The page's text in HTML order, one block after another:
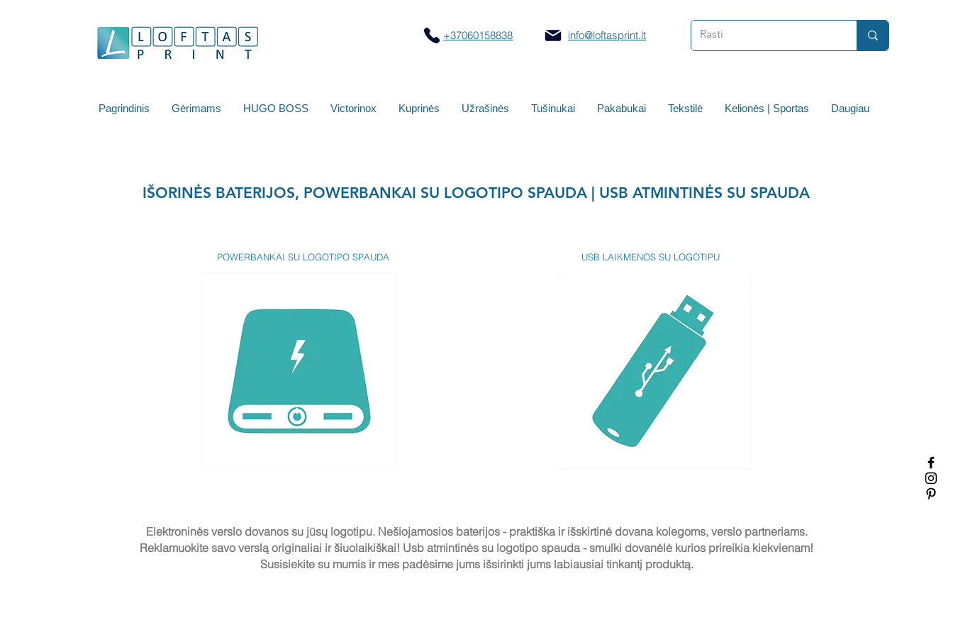
+37060158838 info@loftasprint.lt
Pagrindinis Gėrimams HUGO BOSS Victorinox Kuprinės Užrašinės Tušinukai Pakabukai Tekstilė Kelionės | Sportas Daugiau
IŠORINĖS BATERIJOS, POWERBANKAI SU LOGOTIPO SPAUDA | USB ATMINTINĖS SU SPAUDA
POWERBANKAI SU LOGOTIPO SPAUDA USB LAIKMENOS SU LOGOTIPU
Elektroninės verslo dovanos su jūsų logotipu. Nešiojamosios baterijos - praktiška ir išskirtinė dovana kolegoms, verslo partneriams.
Reklamuokite savo verslą originaliai ir šiuolaikiškai! Usb atmintinės su logotipo spauda - smulki dovanėlė kurios prireikia kiekvienam!
Susisiekite su mumis ir mes padėsime jums išsirinkti jums labiausiai tinkantį produktą.